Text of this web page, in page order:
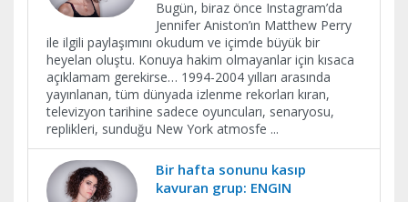
Bugün, biraz önce Instagram’da
Jennifer Aniston’ın Matthew Perry
ile ilgili paylaşımını okudum ve içimde büyük bir
heyelan oluştu. Konuya hakim olmayanlar için kısaca
açıklamam gerekirse… 1994-2004 yılları arasında
yayınlanan, tüm dünyada izlenme rekorları kıran,
televizyon tarihine sadece oyuncuları, senaryosu,
replikleri, sunduğu New York atmosfe ...
Bir hafta sonunu kasıp
kavuran grup: ENGIN